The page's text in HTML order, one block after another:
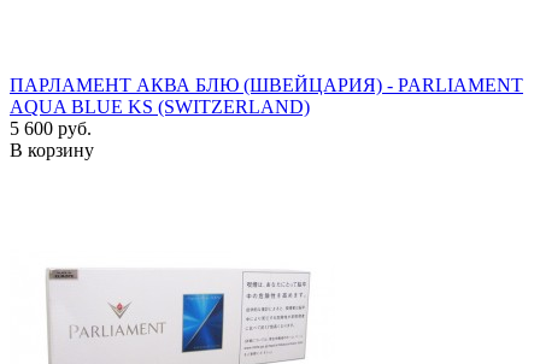
ПАРЛАМЕНТ АКВА БЛЮ (ШВЕЙЦАРИЯ) - PARLIAMENT
AQUA BLUE KS (SWITZERLAND)
5 600 руб.
В корзину